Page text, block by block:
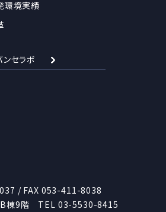
環境実績
ンセラボ
/ FAX 053-411-8038
B棟9階 TEL 03-5530-8415